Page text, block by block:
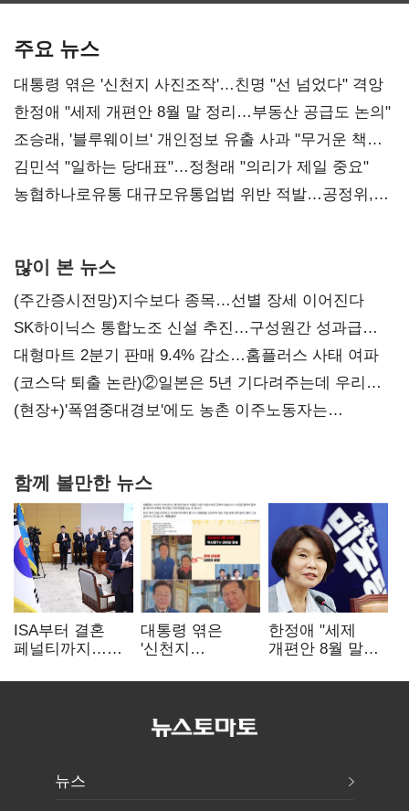
주요 뉴스
대통령 엮은 '신천지 사진조작'…친명 "선 넘었다" 격앙
한정애 "세제 개편안 8월 말 정리…부동산 공급도 논의"
조승래, '블루웨이브' 개인정보 유출 사과 "무거운 책임
통감"
김민석 "일하는 당대표"…정청래 "의리가 제일 중요"
농협하나로유통 대규모유통업법 위반 적발…공정위,
많이 본 뉴스
(주간증시전망)지수보다 종목…선별 장세 이어진다
SK하이닉스 통합노조 신설 추진…구성원간 성과급
불만 확산
대형마트 2분기 판매 9.4% 감소…홈플러스 사태 여파
(코스닥 퇴출 논란)②일본은 5년 기다려주는데 우리는
당장 퇴출?…시간만으론 부족한 코스닥 구하기
(현장+)'폭염중대경보'에도 농촌 이주노동자는
함께 볼만한 뉴스
ISA부터 결혼
페널티까지…
하락에 '청년
대통령 엮은
'신천지
"선 넘었다" 격앙
한정애 "세제
개편안 8월 말
공급도 논의"
뉴스